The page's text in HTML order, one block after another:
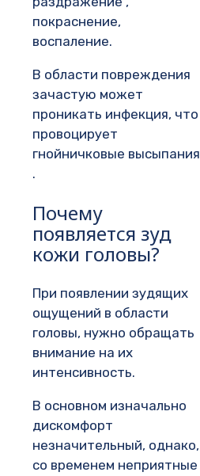
покраснение,
воспаление.
В области повреждения
зачастую может
проникать инфекция, что
провоцирует
гнойничковые высыпания
.
Почему
появляется зуд
кожи головы?
При появлении зудящих
ощущений в области
головы, нужно обращать
внимание на их
интенсивность.
В основном изначально
дискомфорт
незначительный, однако,
со временем неприятные